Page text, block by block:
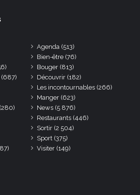
Agenda (513)
Bien-être (76)
Bouger (813)
(687) Découvrir (182)
Les incontournables (266)
Manger (623)
(280) News (5 876)
Restaurants (446)
Sortir (2 504)
Sport (375)
Visiter (149)